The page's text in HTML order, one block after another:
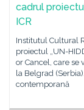
cadrul
ICR
Institutul Cultural
proiectul „UN-
or Cancel, care se
la Belgrad
contemporană